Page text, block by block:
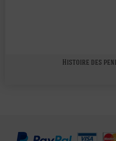
Histoire des